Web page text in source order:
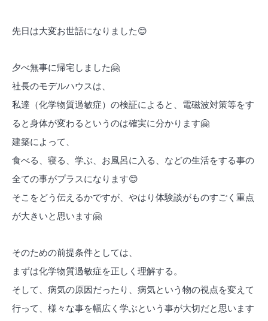
先日は大変お世話になりました😊
夕べ無事に帰宅しました🤗
社長のモデルハウスは、
私達（化学物質過敏症）の検証によると、電磁波対策等をす
ると身体が変わるというのは確実に分かります🤗
建築によって、
食べる、寝る、学ぶ、お風呂に入る、などの生活をする事の
全ての事がプラスになります😊
そこをどう伝えるかですが、やはり体験談がものすごく重点
が大きいと思います🤗
そのための前提条件としては、
まずは化学物質過敏症を正しく理解する。
そして、病気の原因だったり、病気という物の視点を変えて
行って、様々な事を幅広く学ぶという事が大切だと思います